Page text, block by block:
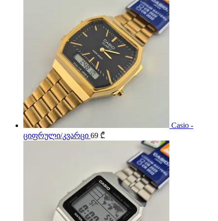
Casio -
ციფრული/კვარცი 69 ₾